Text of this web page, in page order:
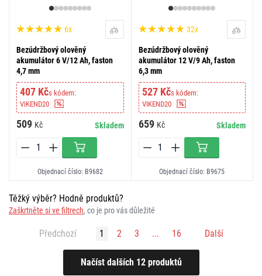
6x
Bezúdržbový olověný
akumulátor 6 V/12 Ah, faston
4,7 mm
407 Kčs kódem:
VIKEND20
509 Kč Skladem
Objednací číslo: B9682
32x
Bezúdržbový olověný
akumulátor 12 V/9 Ah, faston
6,3 mm
527 Kčs kódem:
VIKEND20
659 Kč Skladem
Objednací číslo: B9675
Těžký výběr? Hodně produktů?
Zaškrtněte si ve filtrech, co je pro vás důležité
Předchozí 1 2 3 ... 16 Další